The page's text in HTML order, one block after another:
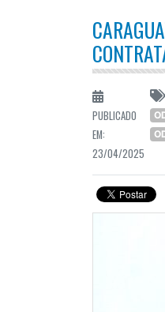
PUBLICADO
EM:
23/04/2025